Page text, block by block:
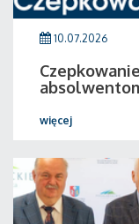
10.07.2026
więcej